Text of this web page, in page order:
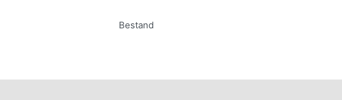
Bestand